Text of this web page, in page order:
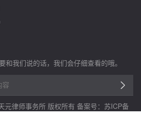
和我们说的话，我们会仔细查看的哦。
元律师事务所 版权所有 备案号：苏ICP备